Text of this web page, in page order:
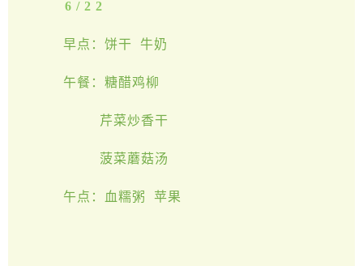
6/22
早点：饼干 牛奶
午餐：糖醋鸡柳
芹菜炒香干
菠菜蘑菇汤
午点：血糯粥 苹果